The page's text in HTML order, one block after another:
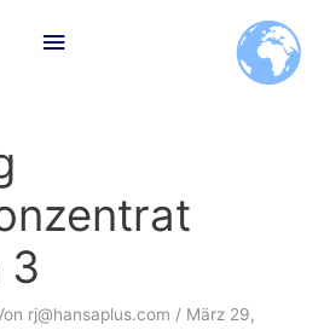
3
rj@hansaplus.com / März 29,